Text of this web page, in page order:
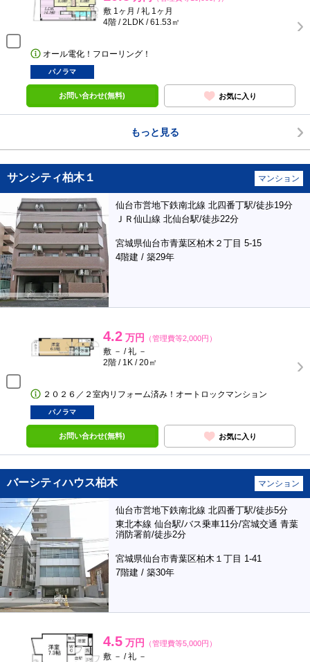
敷 1ヶ月 / 礼 1ヶ月
4階 / 2LDK / 61.53㎡
オール電化！フローリング！
パノラマ
お問い合わせ(無料) お気に入り
もっと見る
サンシティ柏木１ マンション
仙台市営地下鉄南北線 北四番丁駅/徒歩19分
ＪＲ仙山線 北仙台駅/徒歩22分
宮城県仙台市青葉区柏木２丁目 5-15
4階建 / 築29年
4.2 万円 （管理費等2,000円）
敷 － / 礼 －
2階 / 1K / 20㎡
２０２６／２室内リフォーム済み！オートロックマンション
パノラマ
お問い合わせ(無料) お気に入り
バーシティハウス柏木 マンション
仙台市営地下鉄南北線 北四番丁駅/徒歩5分
東北本線 仙台駅/バス乗車11分/宮城交通 青葉
消防署前/徒歩2分
宮城県仙台市青葉区柏木１丁目 1-41
7階建 / 築30年
4.5 万円 （管理費等5,000円）
敷 － / 礼 －